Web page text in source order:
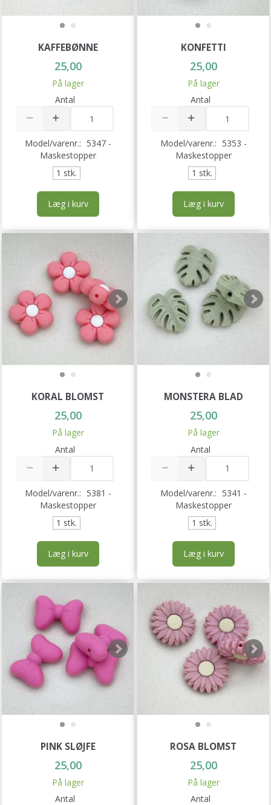
KAFFEBØNNE
25,00
På lager
Antal
Model/varenr.: 5347 -
Maskestopper
1 stk.
Læg i kurv
KONFETTI
25,00
På lager
Antal
Model/varenr.: 5353 -
Maskestopper
1 stk.
Læg i kurv
KORAL BLOMST
25,00
På lager
Antal
Model/varenr.: 5381 -
Maskestopper
1 stk.
Læg i kurv
MONSTERA BLAD
25,00
På lager
Antal
Model/varenr.: 5341 -
Maskestopper
1 stk.
Læg i kurv
PINK SLØJFE
25,00
På lager
Antal
ROSA BLOMST
25,00
På lager
Antal